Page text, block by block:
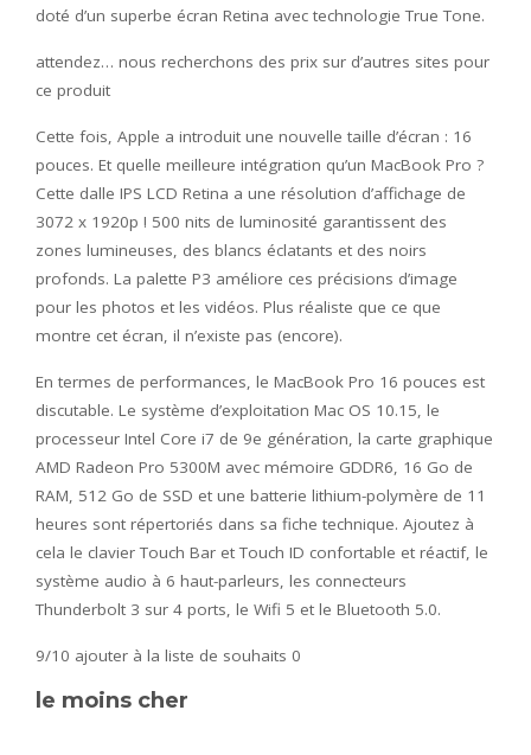
doté d’un superbe écran Retina avec technologie True Tone.
attendez… nous recherchons des prix sur d’autres sites pour
ce produit
Cette fois, Apple a introduit une nouvelle taille d’écran : 16
pouces. Et quelle meilleure intégration qu’un MacBook Pro ?
Cette dalle IPS LCD Retina a une résolution d’affichage de
3072 x 1920p ! 500 nits de luminosité garantissent des
zones lumineuses, des blancs éclatants et des noirs
profonds. La palette P3 améliore ces précisions d’image
pour les photos et les vidéos. Plus réaliste que ce que
montre cet écran, il n’existe pas (encore).
En termes de performances, le MacBook Pro 16 pouces est
discutable. Le système d’exploitation Mac OS 10.15, le
processeur Intel Core i7 de 9e génération, la carte graphique
AMD Radeon Pro 5300M avec mémoire GDDR6, 16 Go de
RAM, 512 Go de SSD et une batterie lithium-polymère de 11
heures sont répertoriés dans sa fiche technique. Ajoutez à
cela le clavier Touch Bar et Touch ID confortable et réactif, le
système audio à 6 haut-parleurs, les connecteurs
Thunderbolt 3 sur 4 ports, le Wifi 5 et le Bluetooth 5.0.
9/10 ajouter à la liste de souhaits 0
le moins cher